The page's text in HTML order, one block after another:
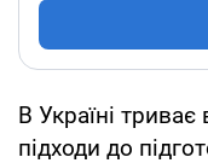
В Україні триває
підходи до